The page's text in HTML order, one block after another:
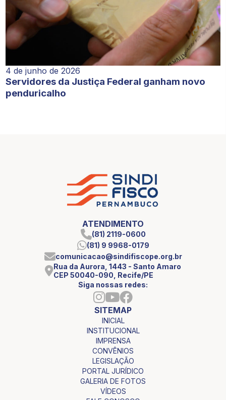
4 de junho de 2026
Servidores da Justiça Federal ganham novo
penduricalho
ATENDIMENTO
(81) 2119-0600
(81) 9 9968-0179
comunicacao@sindifiscope.org.br
Rua da Aurora, 1443 - Santo Amaro
CEP 50040-090, Recife/PE
Siga nossas redes:
SITEMAP
INICIAL
INSTITUCIONAL
IMPRENSA
CONVÊNIOS
LEGISLAÇÃO
PORTAL JURÍDICO
GALERIA DE FOTOS
VÍDEOS